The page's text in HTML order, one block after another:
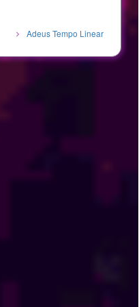
Adeus Tempo Linear